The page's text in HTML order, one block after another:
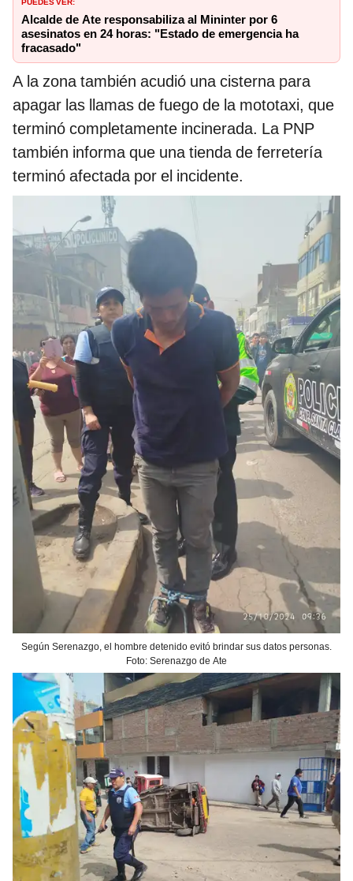
Alcalde de Ate responsabiliza al Mininter por 6
asesinatos en 24 horas: "Estado de emergencia ha
fracasado"
A la zona también acudió una cisterna para
apagar las llamas de fuego de la mototaxi, que
terminó completamente incinerada. La PNP
también informa que una tienda de ferretería
terminó afectada por el incidente.
Según Serenazgo, el hombre detenido evitó brindar sus datos personas.
Foto: Serenazgo de Ate